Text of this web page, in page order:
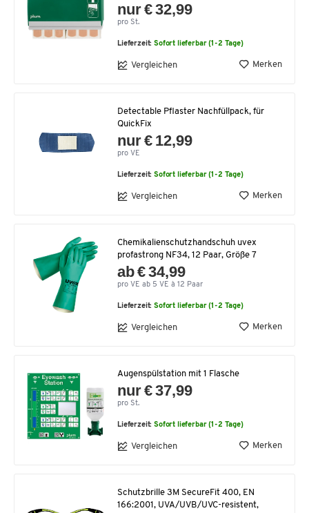
nur € 32,99
pro St.
Lieferzeit:Sofort lieferbar (1-2 Tage)
Vergleichen Merken
Detectable Pflaster Nachfüllpack, für
QuickFix
nur € 12,99
pro VE
Lieferzeit:Sofort lieferbar (1-2 Tage)
Vergleichen Merken
Chemikalienschutzhandschuh uvex
profastrong NF34, 12 Paar, Größe 7
ab € 34,99
pro VE ab 5 VE à 12 Paar
Lieferzeit:Sofort lieferbar (1-2 Tage)
Vergleichen Merken
Augenspülstation mit 1 Flasche
nur € 37,99
pro St.
Lieferzeit:Sofort lieferbar (1-2 Tage)
Vergleichen Merken
Schutzbrille 3M SecureFit 400, EN
166:2001, UVA/UVB/UVC-resistent,